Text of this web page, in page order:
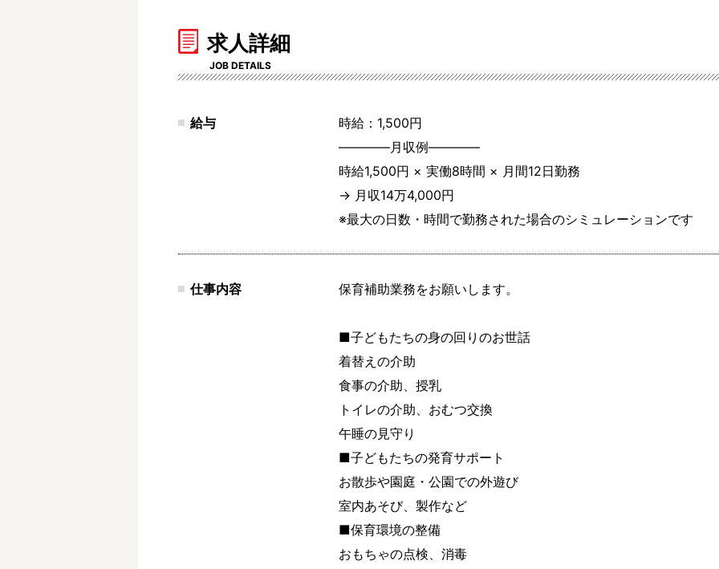
求人詳細
JOB DETAILS
給与
時給：1,500円
――――月収例――――
時給1,500円 × 実働8時間 × 月間12日勤務
→ 月収14万4,000円
※最大の日数・時間で勤務された場合のシミュレーションです
仕事内容 保育補助業務をお願いします。
■子どもたちの身の回りのお世話
着替えの介助
食事の介助、授乳
トイレの介助、おむつ交換
午睡の見守り
■子どもたちの発育サポート
お散歩や園庭・公園での外遊び
室内あそび、製作など
■保育環境の整備
おもちゃの点検、消毒